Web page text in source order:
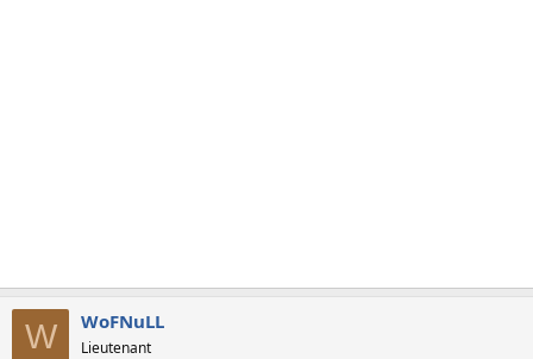
W WoFNuLL
Lieutenant